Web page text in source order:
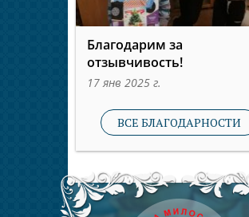
Благодарим за
отзывчивость!
17 янв 2025 г.
ВСЕ БЛАГОДАРНОСТИ